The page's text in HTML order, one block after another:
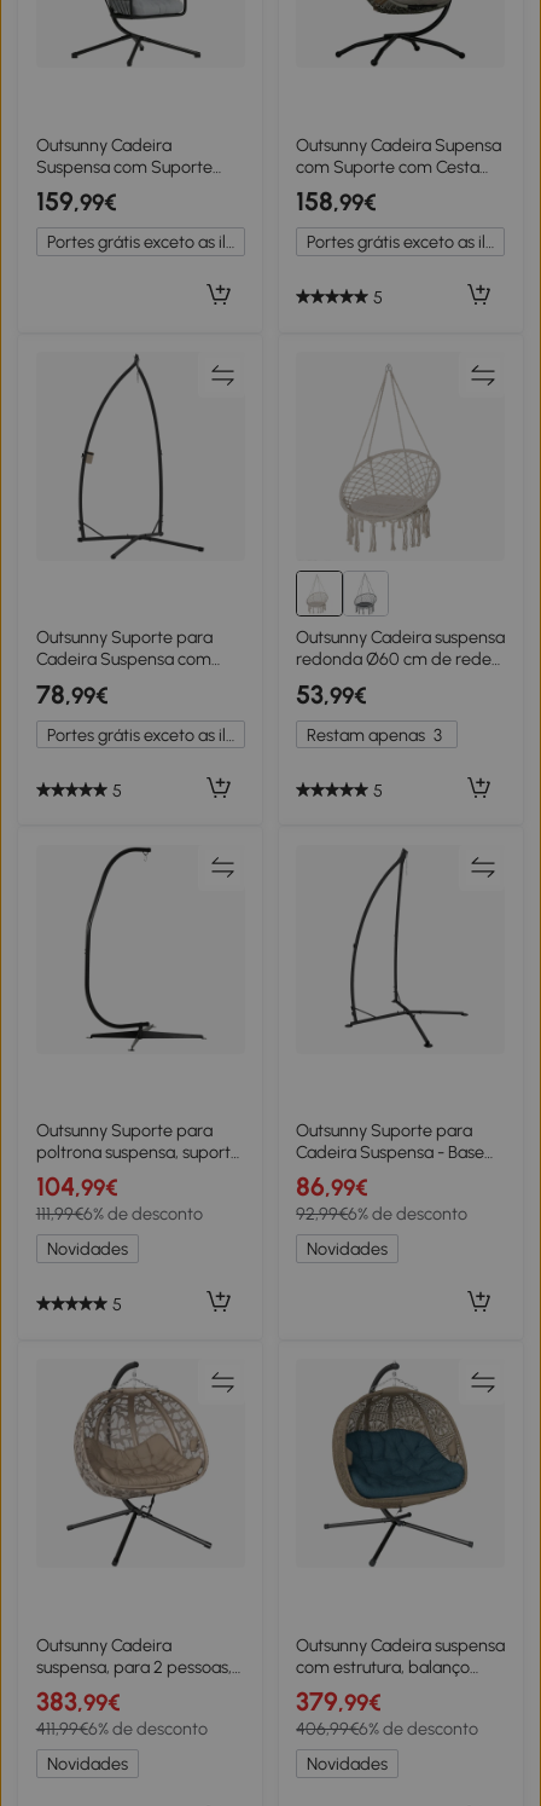
Outsunny Cadeira
Suspensa com Suporte
Cesto Dobrável de Vime
Almofada Grossa e Altura
Ajustável 101x105x196 cm
Cinza Claro
159,99€
Portes grátis exceto as ilhas
Outsunny Cadeira Supensa
com Suporte com Cesta
Dobrável Almofada e
Apoio para a Cabeça
110x100x188 cm Cinza e
Preto
158,99€
Portes grátis exceto as ilhas
5
Outsunny Suporte para
Cadeira Suspensa com
Estrutura de Aço e Suporte
para Copos Suporte para
Cadeira de Baloiço
105x105x215 cm Preto
78,99€
5
Outsunny Cadeira suspensa
redonda Ø60 cm de rede
de balanço com almofada
e corda de algodão para
interior e exterior
80x80x42 cm bege
53,99€
Restam apenas 3
5
Outsunny Suporte para
poltrona suspensa, suporte
para cadeira suspensa
base em X mosquetão com
mola carga 120 kg 114 x 80 x
208 cm preto
104,99€
111,99€6% de desconto
Novidades
5
Outsunny Suporte para
Cadeira Suspensa - Base
para Cadeira Suspensa,
altura 215 cm - Carga máx.
recomendada 150 kg,
metal preto
86,99€
92,99€6% de desconto
Novidades
Outsunny Cadeira
suspensa, para 2 pessoas,
cesto de assento dobrável,
grande almofada de
assento, Areia, 130 x 103 x
172 cm
383,99€
411,99€6% de desconto
Novidades
Outsunny Cadeira suspensa
com estrutura, balanço
suspenso em forma de ovo
com almofada removível e
lavável, rede para 2
pessoas, poltrona de
balanço Interior e Exterior,
379,99€
406,99€6% de desconto
Novidades